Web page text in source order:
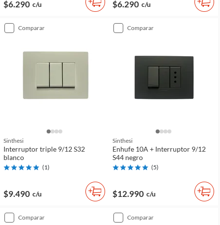
$6.290 c/u $6.290 c/u
comparar
Sinthesi
Interruptor triple 9/12 S32
blanco
(1)
$9.490 c/u
comparar
Sinthesi
Enhufe 10A + Interruptor 9/12
S44 negro
(5)
$12.990 c/u
comparar comparar